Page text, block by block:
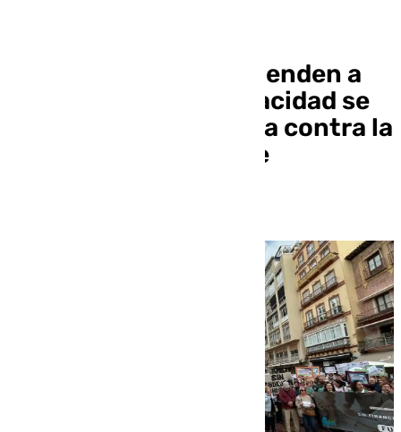
Las entidades que atienden a
personas con discapacidad se
concentran en Málaga contra la
Junta ante la falta de